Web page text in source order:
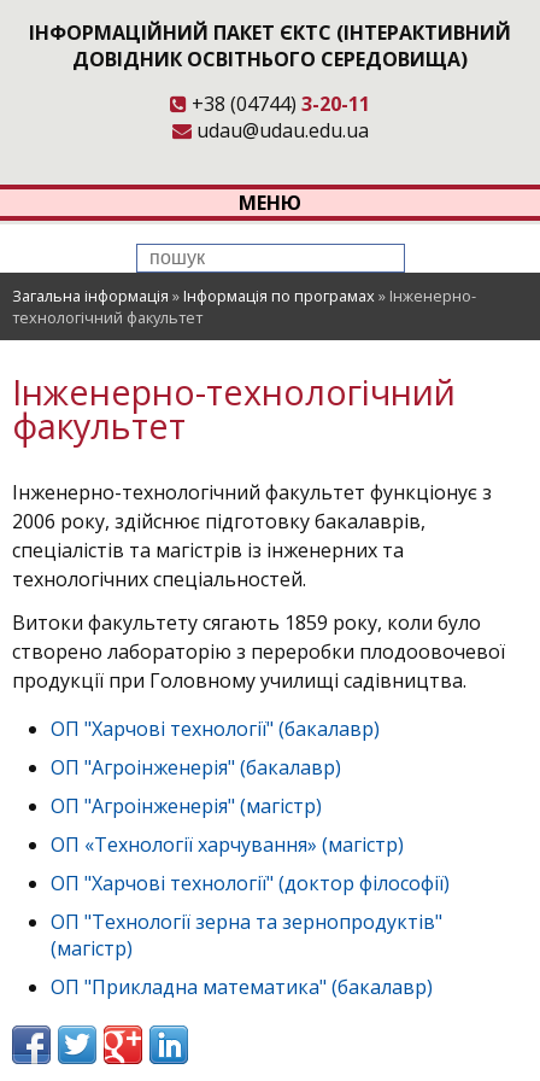
ІНФОРМАЦІЙНИЙ ПАКЕТ ЄКТС (ІНТЕРАКТИВНИЙ
ДОВІДНИК ОСВІТНЬОГО СЕРЕДОВИЩА)
+38 (04744) 3-20-11
udau@udau.edu.ua
МЕНЮ
Загальна інформація »Інформація по програмах» Інженерно-
технологічний факультет
Інженерно-технологічний
факультет
Інженерно-технологічний факультет функціонує з
2006 року, здійснює підготовку бакалаврів,
спеціалістів та магістрів із інженерних та
технологічних спеціальностей.
Витоки факультету сягають 1859 року, коли було
створено лабораторію з переробки плодоовочевої
продукції при Головному училищі садівництва.
ОП "Харчові технології" (бакалавр)
ОП "Агроінженерія" (бакалавр)
ОП "Агроінженерія" (магістр)
ОП «Технології харчування» (магістр)
ОП "Харчові технології" (доктор філософії)
ОП "Технології зерна та зернопродуктів"
(магістр)
ОП "Прикладна математика" (бакалавр)